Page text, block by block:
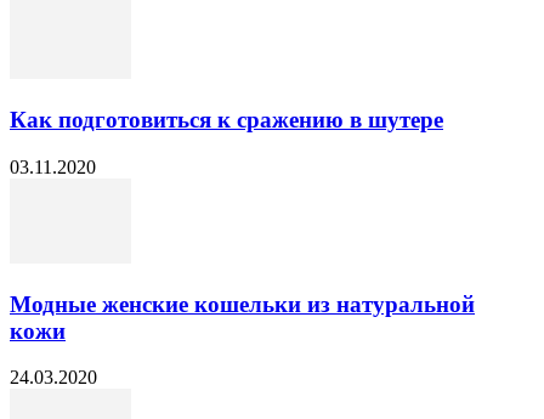
Как подготовиться к сражению в шутере
03.11.2020
Модные женские кошельки из натуральной
кожи
24.03.2020